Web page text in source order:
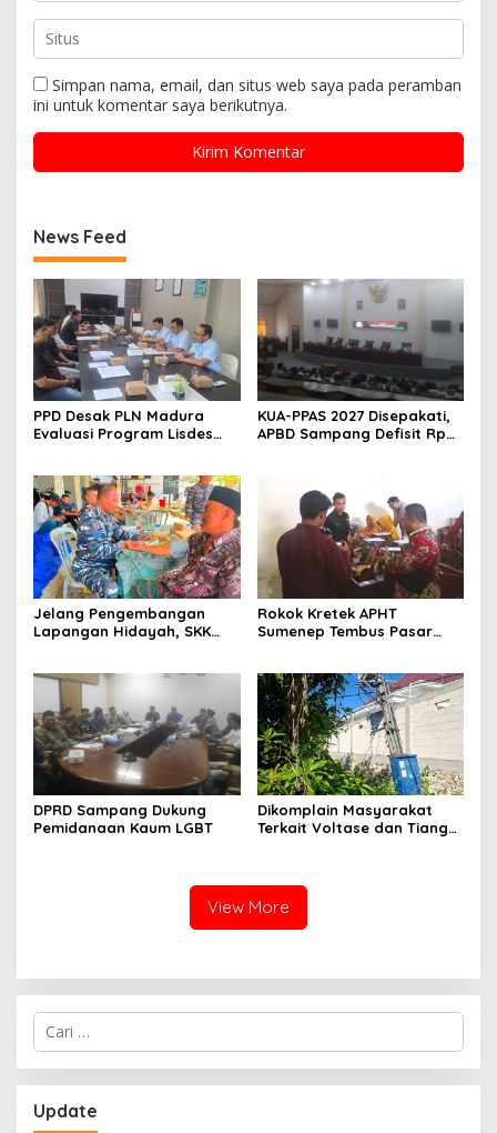
Simpan nama, email, dan situs web saya pada peramban
ini untuk komentar saya berikutnya.
News Feed
PPD Desak PLN Madura
Evaluasi Program Lisdes
KUA-PPAS 2027 Disepakati,
APBD Sampang Defisit Rp
Jelang Pengembangan
Lapangan Hidayah, SKK
Nelayan Sampang
Rokok Kretek APHT
Sumenep Tembus Pasar
DPRD Sampang Dukung
Pemidanaan Kaum LGBT
Dikomplain Masyarakat
Terkait Voltase dan Tiang
View More
Cari
untuk:
Update